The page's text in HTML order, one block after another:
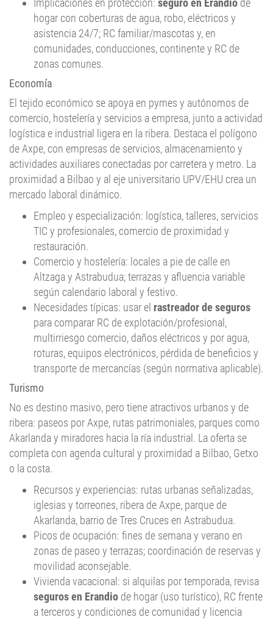
asistencia 24/7; RC familiar/mascotas y, en
comunidades, conducciones, continente y RC de
zonas comunes.
Economía
El tejido económico se apoya en pymes y autónomos de
comercio, hostelería y servicios a empresa, junto a actividad
logística e industrial ligera en la ribera. Destaca el polígono
de Axpe, con empresas de servicios, almacenamiento y
actividades auxiliares conectadas por carretera y metro. La
proximidad a Bilbao y al eje universitario UPV/EHU crea un
mercado laboral dinámico.
Empleo y especialización: logística, talleres, servicios
TIC y profesionales, comercio de proximidad y
restauración.
Comercio y hostelería: locales a pie de calle en
Altzaga y Astrabudua; terrazas y afluencia variable
según calendario laboral y festivo.
Necesidades típicas: usar elrastreador de seguros
para comparar RC de explotación/profesional,
multirriesgo comercio, daños eléctricos y por agua,
roturas, equipos electrónicos, pérdida de beneficios y
transporte de mercancías (según normativa aplicable).
Turismo
No es destino masivo, pero tiene atractivos urbanos y de
ribera: paseos por Axpe, rutas patrimoniales, parques como
Akarlanda y miradores hacia la ría industrial. La oferta se
completa con agenda cultural y proximidad a Bilbao, Getxo
o la costa.
Recursos y experiencias: rutas urbanas señalizadas,
iglesias y torreones, ribera de Axpe, parque de
Akarlanda, barrio de Tres Cruces en Astrabudua.
Picos de ocupación: fines de semana y verano en
zonas de paseo y terrazas; coordinación de reservas y
movilidad aconsejable.
Vivienda vacacional: si alquilas por temporada, revisa
seguros en Erandiode hogar (uso turístico), RC frente
a terceros y condiciones de comunidad y licencia
(según normativa aplicable).